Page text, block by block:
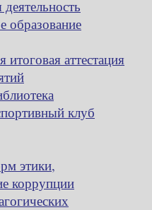
образование
итоговая аттестация
клуб
этики,
коррупции